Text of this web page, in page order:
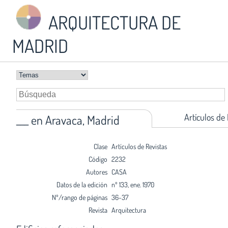
ARQUITECTURA DE
MADRID
___ en Aravaca, Madrid Artículos de
Clase Artículos de Revistas
Código 2232
Autores CASA
Datos de la edición nº 133, ene. 1970
Nº/rango de páginas 36-37
Revista Arquitectura